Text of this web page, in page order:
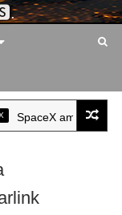
SpaceX ameriza por